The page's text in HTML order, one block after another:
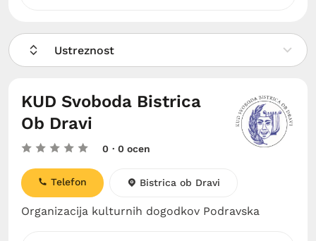
Ustreznost
KUD Svoboda Bistrica
Ob Dravi
0 · 0 ocen
Organizacija kulturnih dogodkov Podravska
Telefon Bistrica ob Dravi